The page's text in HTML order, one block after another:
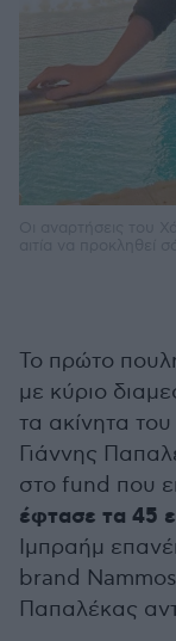
Το πρώτο
με κύριο
τα ακίνητα
Γιάννης
στo fund που
έφτασε τα 45
Ιμπραήμ
brand
Παπαλέκας